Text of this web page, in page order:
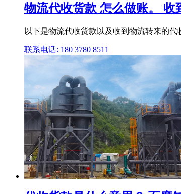
物流代收货款 怎么做账。 收
以下是物流代收货款以及收到物流转来的
联系电话: 180 3780 8511